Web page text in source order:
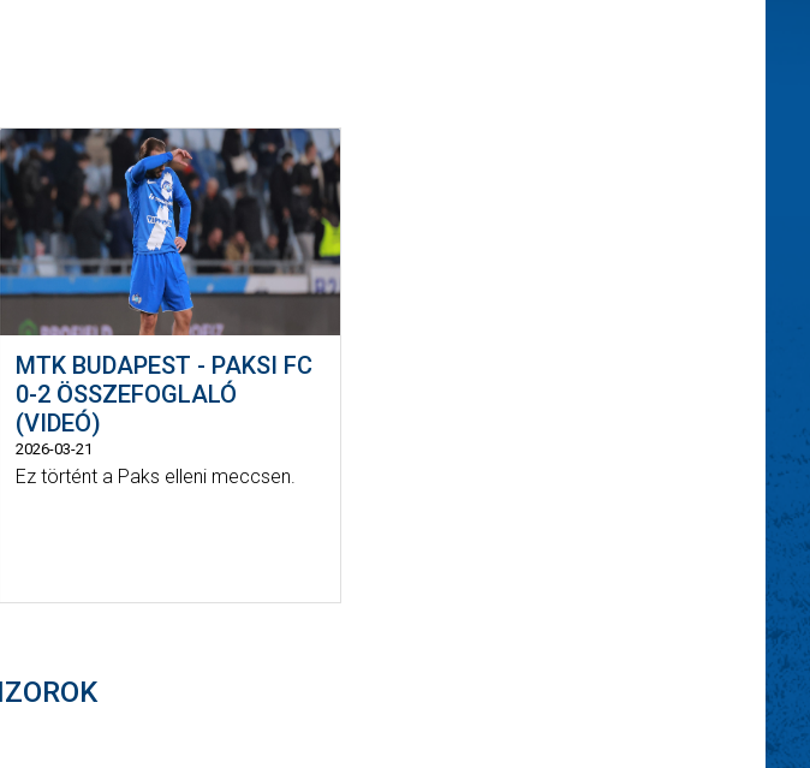
MTK BUDAPEST - PAKSI FC
0-2 ÖSSZEFOGLALÓ
(VIDEÓ)
2026-03-21
Ez történt a Paks elleni meccsen.